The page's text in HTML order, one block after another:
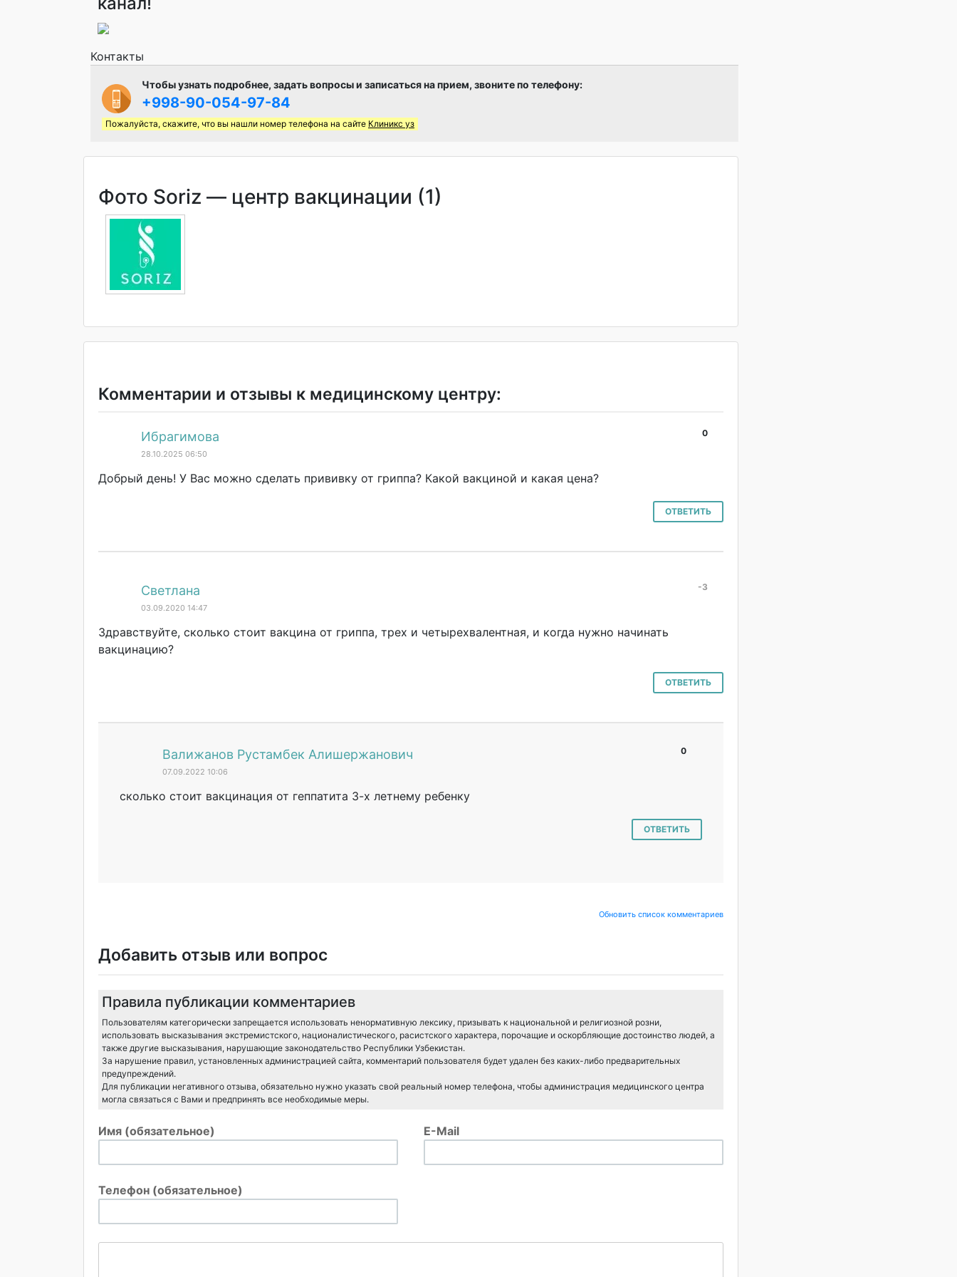
Контакты
Чтобы узнать подробнее, задать вопросы и записаться на прием, звоните по телефону:
+998-90-054-97-84
Пожалуйста, скажите, что вы нашли номер телефона на сайте Клиникс уз
Фото Soriz — центр вакцинации (1)
Комментарии и отзывы к медицинскому центру:
0
Ибрагимова
28.10.2025 06:50
Добрый день! У Вас можно сделать прививку от гриппа? Какой вакциной и какая цена?
ОТВЕТИТЬ
-3
Светлана
03.09.2020 14:47
Здравствуйте, сколько стоит вакцина от гриппа, трех и четырехвалентная, и когда нужно начинать
вакцинацию?
ОТВЕТИТЬ
0
Валижанов Рустамбек Алишержанович
07.09.2022 10:06
сколько стоит вакцинация от геппатита 3-х летнему ребенку
ОТВЕТИТЬ
Обновить список комментариев
Добавить отзыв или вопрос
Правила публикации комментариев
Пользователям категорически запрещается использовать ненормативную лексику, призывать к национальной и религиозной розни,
использовать высказывания экстремистского, националистического, расистского характера, порочащие и оскорбляющие достоинство людей, а
также другие высказывания, нарушающие законодательство Республики Узбекистан.
За нарушение правил, установленных администрацией сайта, комментарий пользователя будет удален без каких-либо предварительных
предупреждений.
Для публикации негативного отзыва, обязательно нужно указать свой реальный номер телефона, чтобы администрация медицинского центра
могла связаться с Вами и предпринять все необходимые меры.
Имя (обязательное) E-Mail
Телефон (обязательное)